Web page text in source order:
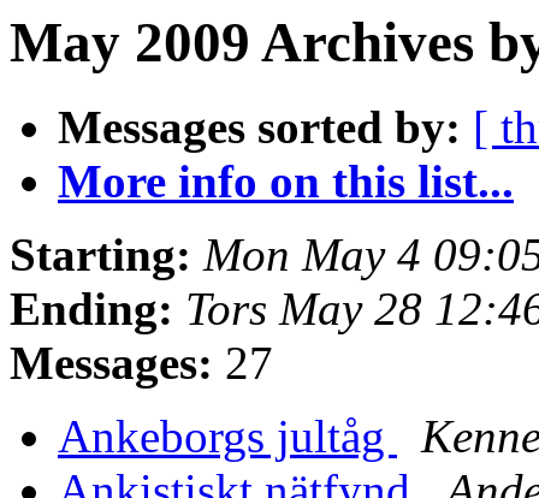
May 2009 Archives
Messages sorted by: [
More info on this list...
Starting: Mon May 4
Ending: Tors May 28
Messages: 27
Ankeborgs jultåg